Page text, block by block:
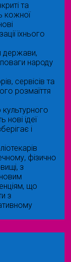
та
кожної
їхнього
держави,
народу
сервісів та
розмаїття
культурного
ідеї
і
фізично
з
що
з